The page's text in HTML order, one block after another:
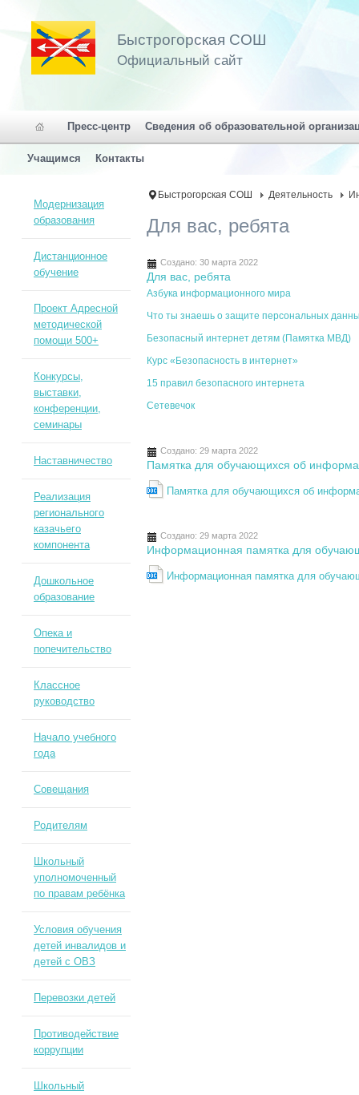
Быстрогорская СОШ
Официальный сайт
Пресс-центр Сведения об образовательной
Учащимся Контакты
Быстрогорская СОШ Деятельность
Для вас, ребята
Создано: 30 марта 2022
Для вас, ребята
Азбука информационного мира
Что ты знаешь о защите персональных
Безопасный интернет детям (Памятка МВД)
Курс «Безопасность в интернет»
15 правил безопасного интернета
Сетевечок
Создано: 29 марта 2022
Памятка для обучающихся об
Памятка для обучающихся об
Создано: 29 марта 2022
Информационная памятка для
Информационная памятка для
Модернизация
образования
Дистанционное
обучение
Проект Адресной
методической
помощи 500+
Конкурсы,
выставки,
конференции,
семинары
Наставничество
Реализация
регионального
казачьего
компонента
Дошкольное
образование
Опека и
попечительство
Классное
руководство
Начало учебного
года
Совещания
Родителям
Школьный
уполномоченный
по правам ребёнка
Условия обучения
детей инвалидов и
детей с ОВЗ
Перевозки детей
Противодействие
коррупции
Школьный